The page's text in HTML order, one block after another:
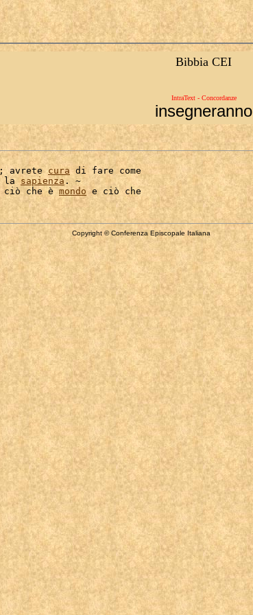
Bibbia CEI
IntraText - Concordanze
insegneranno
; avrete cura di fare come
la sapienza . ~
ciò che è mondo
Copyright © Conferenza Episcopale Italiana